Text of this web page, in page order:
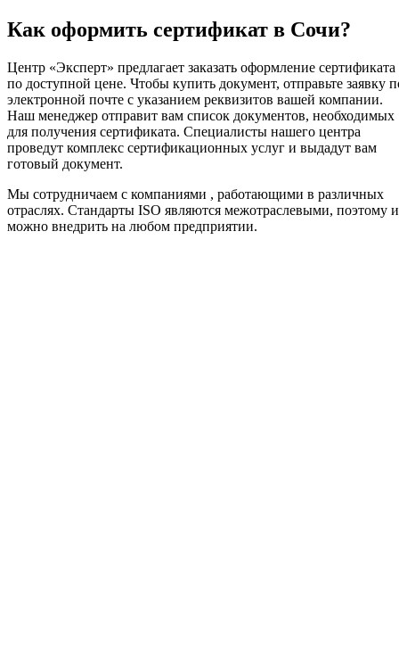
Как оформить сертификат в Сочи?
Центр «Эксперт» предлагает заказать оформление сертификата
по доступной цене. Чтобы купить документ, отправьте заявку
электронной почте с указанием реквизитов вашей компании.
Наш менеджер отправит вам список документов, необходимых
для получения сертификата. Специалисты нашего центра
проведут комплекс сертификационных услуг и выдадут вам
готовый документ.
Мы сотрудничаем с компаниями , работающими в различных
отраслях. Стандарты ISO являются межотраслевыми, поэтому
можно внедрить на любом предприятии.